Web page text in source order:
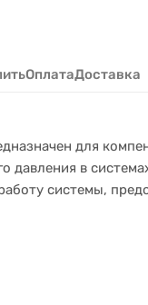
ОплатаДоставка
для
давления в
системы,